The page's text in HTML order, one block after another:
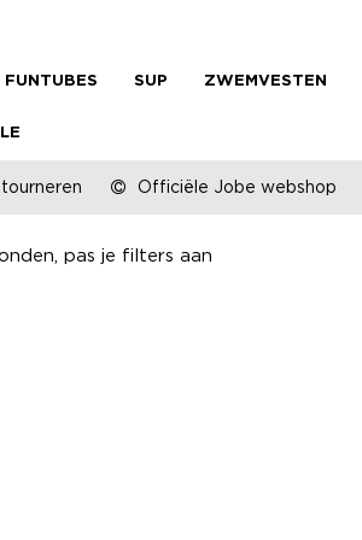
FUNTUBES SUP ZWEMVESTEN
Officiële Jobe webshop
pas je filters aan